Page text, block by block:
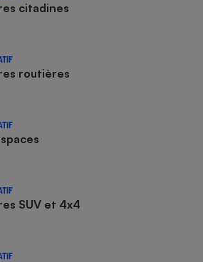
citadines
routières
SUV et 4x4